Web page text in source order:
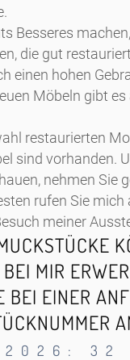
Besseres
die gut
einen hohen
Möbeln gibt
restaurierten
sind vorhanden.
nehmen Sie
rufen Sie mich
meiner
MIR
BEI EINER
32